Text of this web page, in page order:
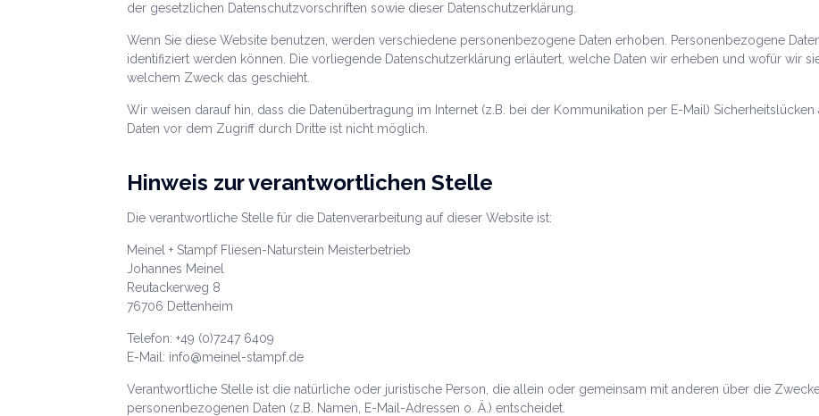
der gesetzlichen Datenschutzvorschriften sowie dieser Datenschutzerklärung.
Wenn Sie diese Website benutzen, werden verschiedene personenbezogene Daten erhoben. Personenbezogene
identifiziert werden können. Die vorliegende Datenschutzerklärung erläutert, welche Daten wir erheben und wofür wir
welchem Zweck das geschieht.
Wir weisen darauf hin, dass die Datenübertragung im Internet (z.B. bei der Kommunikation per E-Mail)
Daten vor dem Zugriff durch Dritte ist nicht möglich.
Hinweis zur verantwortlichen Stelle
Die verantwortliche Stelle für die Datenverarbeitung auf dieser Website ist:
Meinel + Stampf Fliesen-Naturstein Meisterbetrieb
Johannes Meinel
Reutackerweg 8
76706 Dettenheim
Telefon: +49 (0)7247 6409
E-Mail: info@meinel-stampf.de
Verantwortliche Stelle ist die natürliche oder juristische Person, die allein oder gemeinsam mit anderen über die
personenbezogenen Daten (z.B. Namen, E-Mail-Adressen o. Ä.) entscheidet.